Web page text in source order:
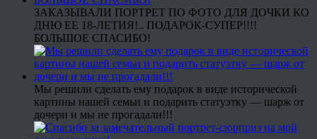
ЗАКАЗЫВАЛИ ПОРТРЕТ ПО ФОТО ДЛЯ ДОЧКИ КО
ДНЮ ЕЕ 18-ЛЕТИЯ!.. ПОДАРОК-СУПЕР!!!!
БОЛЬШОЕ СПАСИБО!
Мы решили сделать ему подарок в виде исторической
картины нашей семьи и подарить статуэтку — шарж от
дочери и мы не прогадали!!!